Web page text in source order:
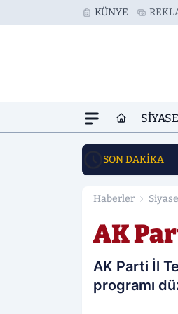
KÜNYE
SON DAKİKA
Haberler
AK
AK Parti İl
programı